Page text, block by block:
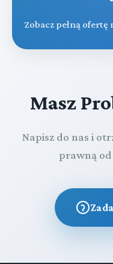
Zobacz pełną ofertę
Masz
Napisz do nas i
prawną